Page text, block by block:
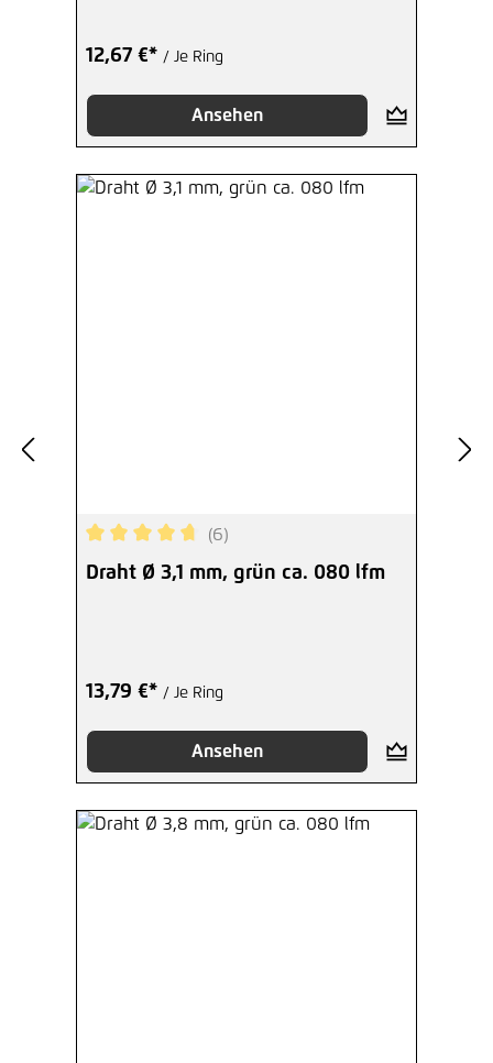
12,67 €* / Je Ring
Ansehen
Durchschnittliche Bewertung von 4.83 von 5
(6)
Draht Ø 3,1 mm, grün ca. 080 lfm
13,79 €* / Je Ring
Ansehen